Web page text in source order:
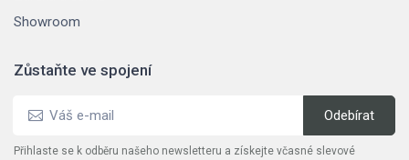
Showroom
Zůstaňte ve spojení
Přihlaste se k odběru našeho newsletteru a získejte včasné slevové